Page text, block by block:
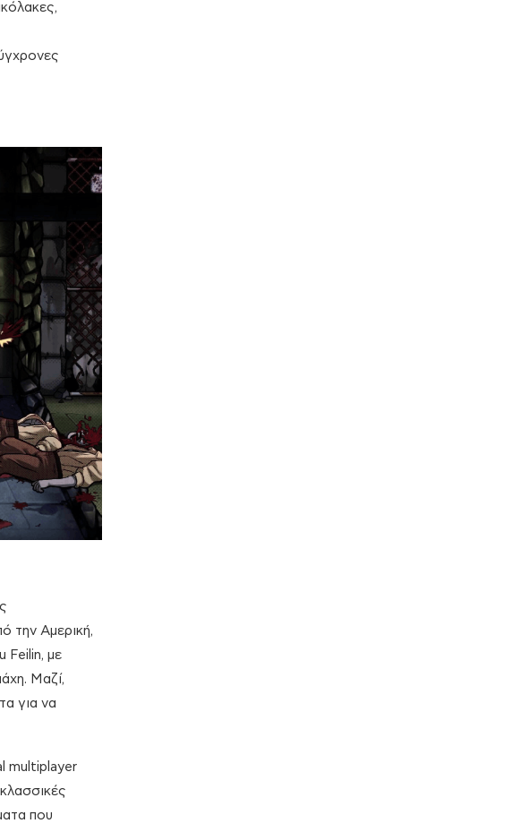
την Αμερική,
Feilin, με
Μαζί,
για να
multiplayer
που